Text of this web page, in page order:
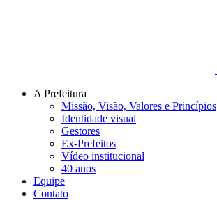
A Prefeitura
Missão, Visão, Valores e Princípios
Identidade visual
Gestores
Ex-Prefeitos
Vídeo institucional
40 anos
Equipe
Contato